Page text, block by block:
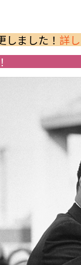
ました！ 詳